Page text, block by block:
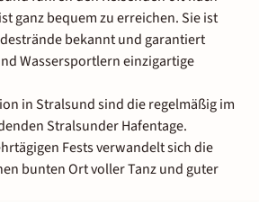
ganz bequem zu erreichen. Sie ist
bekannt und garantiert
Wassersportlern einzigartige
in Stralsund sind die regelmäßig im
Stralsunder Hafentage.
Fests verwandelt sich die
bunten Ort voller Tanz und guter